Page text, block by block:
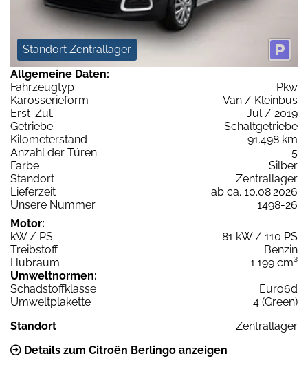
Standort Zentrallager
Allgemeine Daten:
Fahrzeugtyp
Pkw
Karosserieform
Van / Kleinbus
Erst-Zul.
Jul / 2019
Getriebe
Schaltgetriebe
Kilometerstand
91.498 km
Anzahl der Türen
5
Farbe
Silber
Standort
Zentrallager
Lieferzeit
ab ca. 10.08.2026
Unsere Nummer
1498-26
Motor:
kW / PS
81 kW / 110 PS
Treibstoff
Benzin
Hubraum
1.199 cm³
Umweltnormen:
Schadstoffklasse
Euro6d
Umweltplakette
4 (Green)
Standort
Zentrallager
Details zum Citroën Berlingo anzeigen